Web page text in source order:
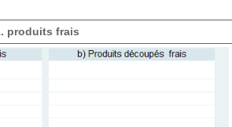
produits frais